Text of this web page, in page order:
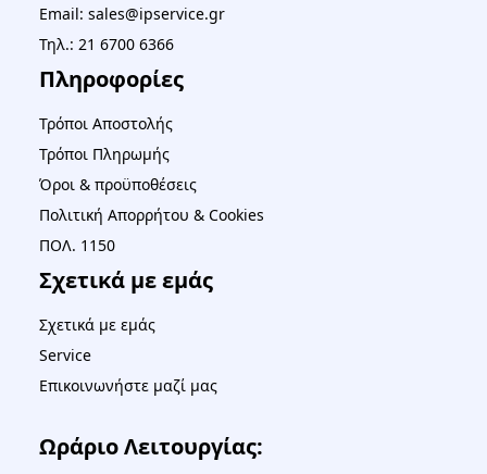
Email: sales@ipservice.gr
Τηλ.: 21 6700 6366
Πληροφορίες
Τρόποι Αποστολής
Τρόποι Πληρωμής
Όροι & προϋποθέσεις
Πολιτική Απορρήτου & Cookies
ΠΟΛ. 1150
Σχετικά με εμάς
Σχετικά με εμάς
Service
Επικοινωνήστε μαζί μας
Ωράριο Λειτουργίας: